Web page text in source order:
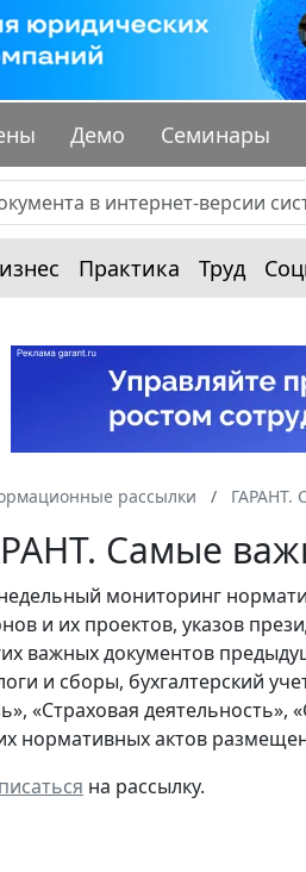
Демо Семинары
Практика Труд
рассылки ГАРАНТ.
Самые
мониторинг
и их проектов, указов
важных документов
и сборы, бухгалтерский
«Страховая
нормативных актов
на рассылку.